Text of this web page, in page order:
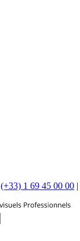
(+33) 1 69 45 00 00 |